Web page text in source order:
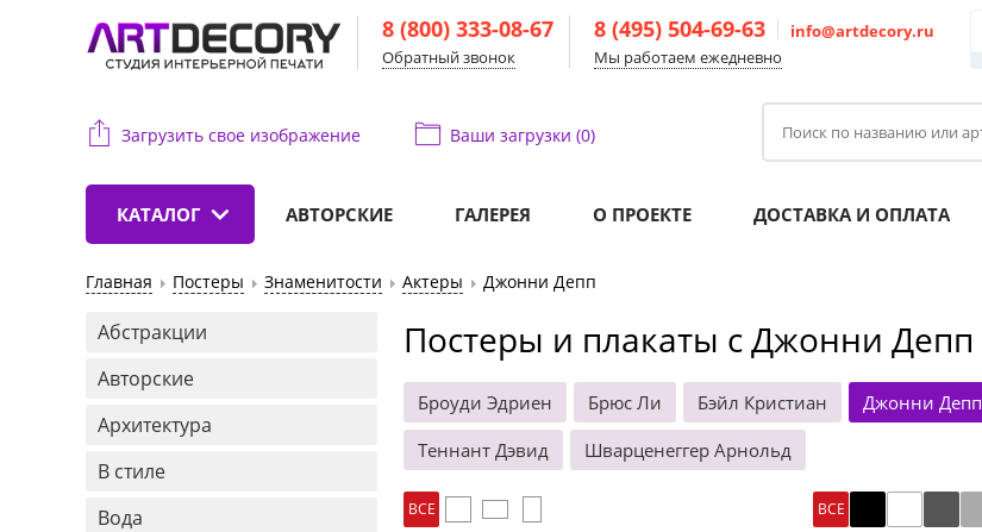
8 (800) 333-08-67
Обратный звонок
8 (495) 504-69-63
info@artdecory.ru
Мы работаем ежедневно
Загрузить свое изображение Ваши загрузки (0)
КАТАЛОГ АВТОРСКИЕ ГАЛЕРЕЯ О ПРОЕКТЕ ДОСТАВКА И ОПЛАТА
Главная Постеры Знаменитости Актеры Джонни Депп
Абстракции
Авторские
Архитектура
В стиле
Вода
Постеры и плакаты с Джонни Депп
Броуди Эдриен Брюс Ли Бэйл Кристиан Джонни Депп
Теннант Дэвид
Шварценеггер Арнольд
ВСЕ ВСЕ